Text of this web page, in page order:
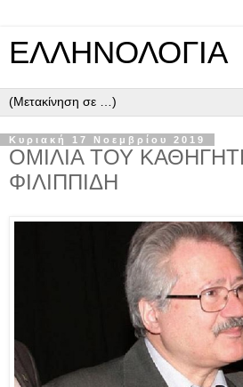
ΕΛΛΗΝΟΛΟΓΙΑ
Κυριακή 17 Νοεμβρίου 2019
ΟΜΙΛΙΑ ΤΟΥ
ΦΙΛΙΠΠΙΔΗ